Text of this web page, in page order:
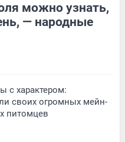
можно узнать,
— народные
с характером:
своих огромных мейн-
питомцев